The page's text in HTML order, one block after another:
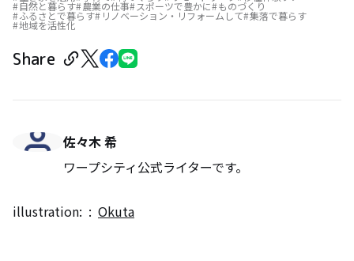
自然と暮らす 農業の仕事 スポーツで豊かに ものづくり
ふるさとで暮らす リノベーション・リフォームして 集落で暮らす
地域を活性化
Share
佐々木 希
ワープシティ公式ライターです。
illustration: Okuta